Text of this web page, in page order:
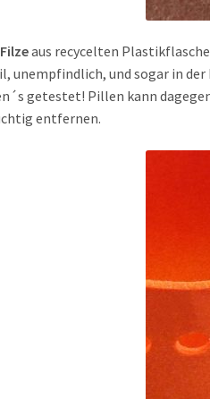
aus recycelten
unempfindlich, und sogar in der
getestet! Pillen kann
entfernen.